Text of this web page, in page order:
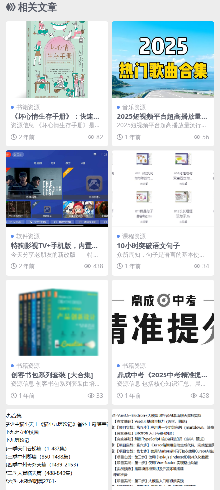
相关文章
书籍资源
《坏心情生存手册》：快速平
复暴走情绪，安抚心中的喷火
龙！
资源信息 《坏心情生存手册》是一
本实用的情绪管理指南，帮助读者
快速平复暴走情绪，...
2 年前 82
音乐资源
2025短视频平台超高播放量流
行歌曲无损合集
2025短视频平台超高播放量流行歌
曲无损合集，100多首各大短视频
平台拥有超高播...
1 年前 56
软件资源
特狗影视TV+手机版，内置独
家源码，速度嘎嘎快！
今天分享老朋友的新改版——特狗
1.0，这款SM壳相信不用趣哥多介
绍，内置独家源码...
2 年前 438
课程资源
10小时突破语文句子
众所周知，句子是语言的基本使用
单位。 理解、表达的训练都要从句
子入手。 但很多孩...
1 年前 34
书籍资源
创客书包系列套装 [大合集]
资源信息 创客书包系列套装由培生
教育集团引进，精选自《金融时
报》的实用内容，汇集...
1 年前 33
书籍资源
鼎成中考《2025中考精准提分
(语数英) 》
资源信息 包括核心知识汇总、晨背
午读、精练册、专题突破等学习资
料。PDF格式，可...
1 年前 458